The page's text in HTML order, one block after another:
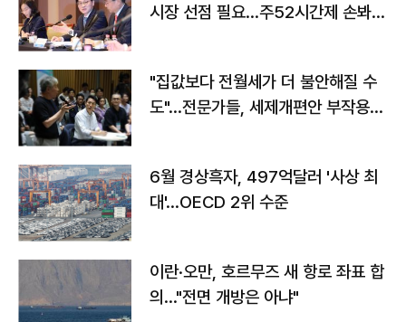
시장 선점 필요…주52시간제 손봐
"집값보다 전월세가 더 불안해질 수
도"…전문가들, 세제개편안 부작용
6월 경상흑자, 497억달러 '사상 최
대'…OECD 2위 수준
이란·오만, 호르무즈 새 항로 좌표 합
의…"전면 개방은 아냐"